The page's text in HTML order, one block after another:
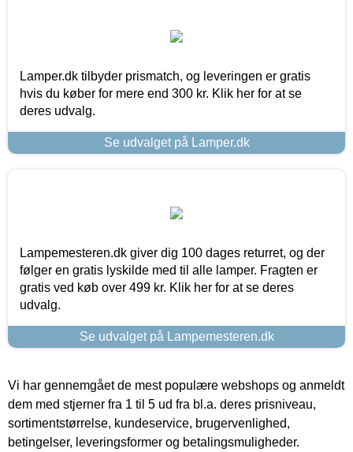
Lamper.dk tilbyder prismatch, og leveringen er gratis
hvis du køber for mere end 300 kr. Klik her for at se
deres udvalg.
Se udvalget på Lamper.dk
Lampemesteren.dk giver dig 100 dages returret, og der
følger en gratis lyskilde med til alle lamper. Fragten er
gratis ved køb over 499 kr. Klik her for at se deres
udvalg.
Se udvalget på Lampemesteren.dk
Vi har gennemgået de mest populære webshops og anmeldt
dem med stjerner fra 1 til 5 ud fra bl.a. deres prisniveau,
sortimentstørrelse, kundeservice, brugervenlighed,
betingelser, leveringsformer og betalingsmuligheder.